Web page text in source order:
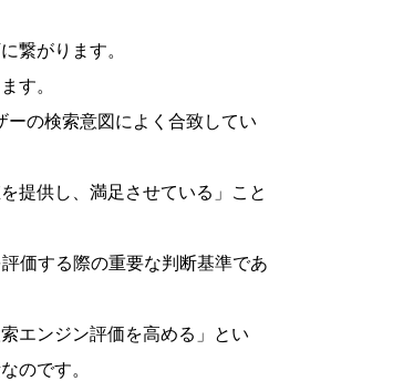
繋がります。
す。
の検索意図によく合致してい
提供し、満足させている」こと
価する際の重要な判断基準であ
エンジン評価を高める」とい
のです。